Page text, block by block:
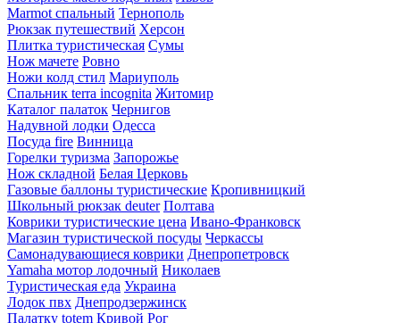
Marmot спальный Тернополь
Рюкзак путешествий Херсон
Плитка туристическая Сумы
Нож мачете Ровно
Ножи колд стил Мариуполь
Спальник terra incognita Житомир
Каталог палаток Чернигов
Надувной лодки Одесса
Посуда fire Винница
Горелки туризма Запорожье
Нож складной Белая Церковь
Газовые баллоны туристические Кропивницкий
Школьный рюкзак deuter Полтава
Коврики туристические цена Ивано-Франковск
Магазин туристической посуды Черкассы
Самонадувающиеся коврики Днепропетровск
Yamaha мотор лодочный Николаев
Туристическая еда Украина
Лодок пвх Днепродзержинск
Палатку totem Кривой Рог